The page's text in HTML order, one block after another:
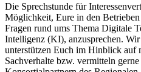
Die Sprechstunde für
Möglichkeit, Eure in den
Fragen rund ums Thema Digitale
Intelligenz (KI), anzusprechen.
unterstützen Euch im Hinblick auf
Sachverhalte bzw. vermitteln